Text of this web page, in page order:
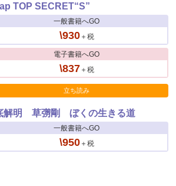
TOP SECRET“S”
一般書籍へGO
\930＋税
電子書籍へGO
\837 ＋税
立ち読み
解明 草彅剛 ぼくの生きる道
一般書籍へGO
\950＋税